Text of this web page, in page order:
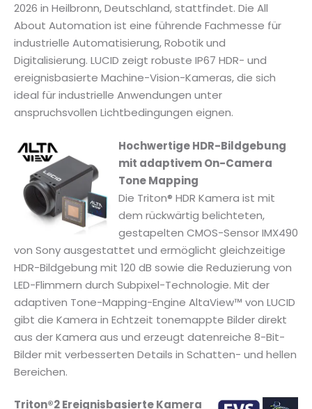
2026 in Heilbronn, Deutschland, stattfindet. Die All
About Automation ist eine führende Fachmesse für
industrielle Automatisierung, Robotik und
Digitalisierung. LUCID zeigt robuste IP67 HDR- und
ereignisbasierte Machine-Vision-Kameras, die sich
ideal für industrielle Anwendungen unter
anspruchsvollen Lichtbedingungen eignen.
Hochwertige HDR-Bildgebung
mit adaptivem On-Camera
Tone Mapping
Die Triton® HDR Kamera ist mit
dem rückwärtig belichteten,
gestapelten CMOS-Sensor IMX490
von Sony ausgestattet und ermöglicht gleichzeitige
HDR-Bildgebung mit 120 dB sowie die Reduzierung von
LED-Flimmern durch Subpixel-Technologie. Mit der
adaptiven Tone-Mapping-Engine AltaView™ von LUCID
gibt die Kamera in Echtzeit tonemappte Bilder direkt
aus der Kamera aus und erzeugt datenreiche 8-Bit-
Bilder mit verbesserten Details in Schatten- und hellen
Bereichen.
Triton®2 Ereignisbasierte Kamera